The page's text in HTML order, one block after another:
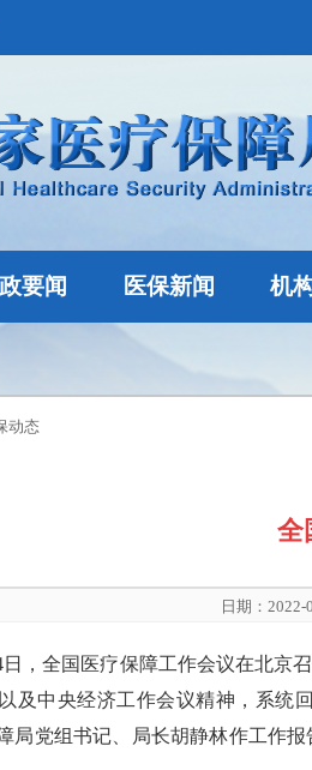
要闻 医保新闻 机
动态
全
日期：2022-
日，全国医疗保障工作会议在北京
及中央经济工作会议精神，系统
局党组书记、局长胡静林作工作